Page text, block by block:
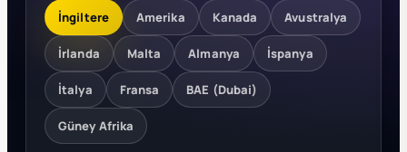
İngiltere Amerika Kanada Avustralya
İrlanda Malta Almanya İspanya
İtalya Fransa BAE (Dubai)
Güney Afrika